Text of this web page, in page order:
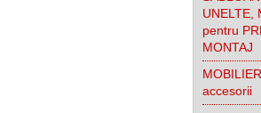
UNELTE,
pentru
MONTAJ
accesorii